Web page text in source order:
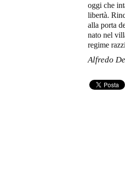
oggi che
libertà.
alla porta
nato nel
regime
Alfredo